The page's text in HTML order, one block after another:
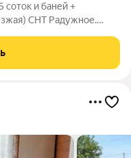
и баней +
СНТ Радужное.
асфальт. На въезд